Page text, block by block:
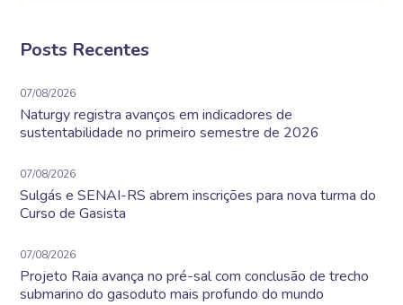
Posts Recentes
07/08/2026
Naturgy registra avanços em indicadores de
sustentabilidade no primeiro semestre de 2026
07/08/2026
Sulgás e SENAI-RS abrem inscrições para nova turma do
Curso de Gasista
07/08/2026
Projeto Raia avança no pré-sal com conclusão de trecho
submarino do gasoduto mais profundo do mundo